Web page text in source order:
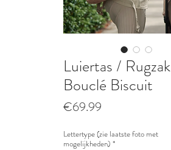
Luiertas / Rugzak
Bouclé Biscuit
€69.99
Lettertype (zie laatste foto met
mogelijkheden) *